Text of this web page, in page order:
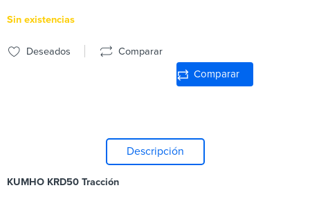
Sin existencias
Deseados Comparar
Comparar
Descripción
KUMHO KRD50 Tracción